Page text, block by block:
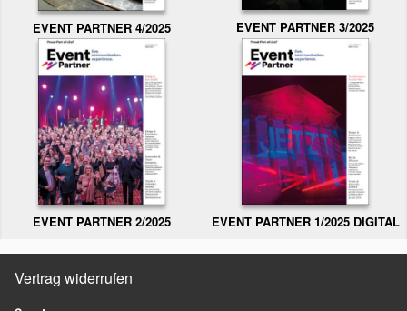
EVENT PARTNER 4/2025 EVENT PARTNER 3/2025
EVENT PARTNER 2/2025 EVENT PARTNER 1/2025 DIGITAL
Vertrag widerrufen